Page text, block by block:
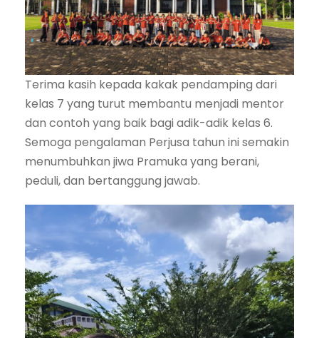
Terima kasih kepada kakak pendamping dari
kelas 7 yang turut membantu menjadi mentor
dan contoh yang baik bagi adik-adik kelas 6.
Semoga pengalaman Perjusa tahun ini semakin
menumbuhkan jiwa Pramuka yang berani,
peduli, dan bertanggung jawab.